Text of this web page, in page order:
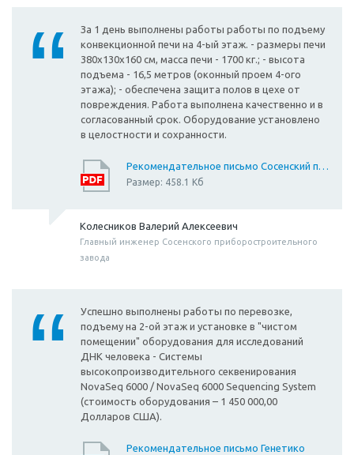
За 1 день выполнены работы работы по подъему
конвекционной печи на 4-ый этаж. - размеры печи
380х130х160 см, масса печи - 1700 кг.; - высота
подъема - 16,5 метров (оконный проем 4-ого
этажа); - обеспечена защита полов в цехе от
повреждения. Работа выполнена качественно и в
согласованный срок. Оборудование установлено
в целостности и сохранности.
Рекомендательное письмо Сосенский приборостроительный завод
Размер: 458.1 Кб
Колесников Валерий Алексеевич
Главный инженер Сосенского приборостроительного
завода
Успешно выполнены работы по перевозке,
подъему на 2-ой этаж и установке в "чистом
помещении" оборудования для исследований
ДНК человека - Системы
высокопроизводительного секвенирования
NovaSeq 6000 / NovaSeq 6000 Sequencing System
(стоимость оборудования – 1 450 000,00
Долларов США).
Рекомендательное письмо Генетико